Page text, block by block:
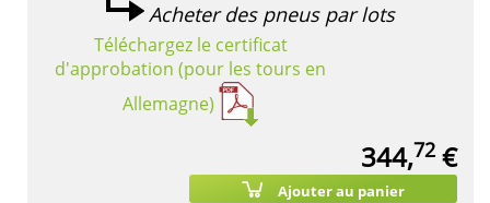
Acheter des pneus par lots
Téléchargez le certificat
d'approbation (pour les tours en
Allemagne)
344,72 €
Ajouter au panier